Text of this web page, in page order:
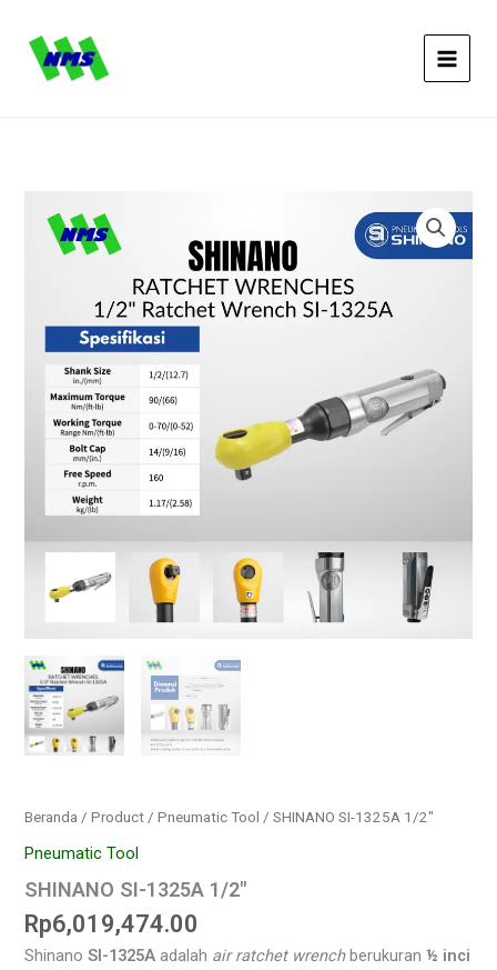
konten
Beranda /Product /Pneumatic Tool / SHINANO SI-1325A 1/2″
Pneumatic Tool
SHINANO SI-1325A 1/2″
Rp6,019,474.00
ShinanoSI-1325A adalah air ratchet wrenchberukuran½ inci
SHINANO
1/2"